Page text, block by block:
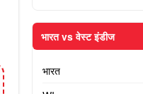
भारत vs वेस्ट इंडीज
भारत